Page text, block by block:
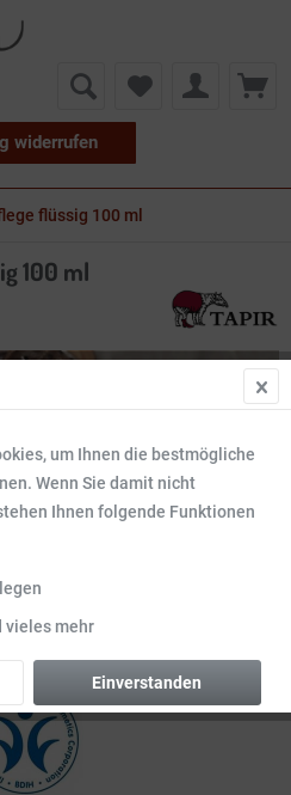
widerrufen
flüssig 100 ml
100 ml
um Ihnen die bestmögliche
Wenn Sie damit nicht
Ihnen folgende Funktionen
vieles mehr
Einverstanden